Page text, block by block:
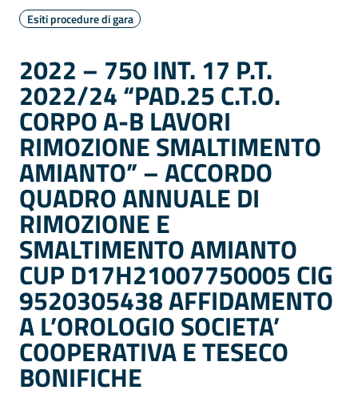
2022 – 750 INT. 17 P.T.
2022/24 “PAD.25 C.T.O.
CORPO A-B LAVORI
RIMOZIONE SMALTIMENTO
AMIANTO” – ACCORDO
QUADRO ANNUALE DI
RIMOZIONE E
SMALTIMENTO AMIANTO
CUP D17H21007750005 CIG
9520305438 AFFIDAMENTO
A L’OROLOGIO SOCIETA’
COOPERATIVA E TESECO
BONIFICHE
Esiti procedure di gara